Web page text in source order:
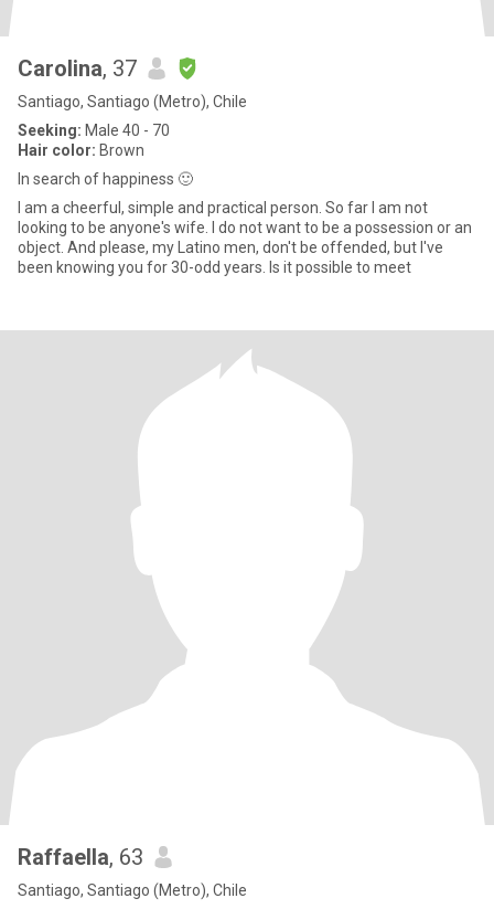
Carolina, 37
Santiago, Santiago (Metro), Chile
Seeking: Male 40 - 70
Hair color: Brown
In search of happiness 🙂
I am a cheerful, simple and practical person. So far I am not
looking to be anyone's wife. I do not want to be a possession or an
object. And please, my Latino men, don't be offended, but I've
been knowing you for 30-odd years. Is it possible to meet
Raffaella, 63
Santiago, Santiago (Metro), Chile